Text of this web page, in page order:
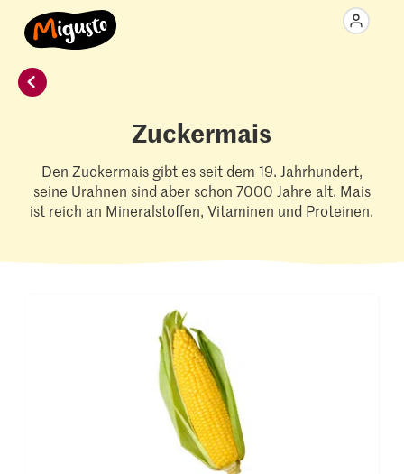
Zuckermais
Den Zuckermais gibt es seit dem 19. Jahrhundert,
seine Urahnen sind aber schon 7000 Jahre alt. Mais
ist reich an Mineralstoffen, Vitaminen und Proteinen.